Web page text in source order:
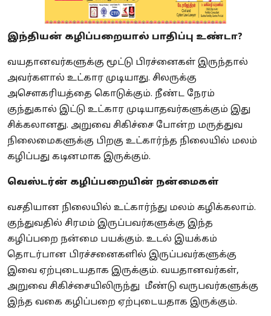
இந்தியன் கழிப்பறையால் பாதிப்பு உண்டா?
வயதானவர்களுக்கு மூட்டு பிரச்னைகள் இருந்தால்
அவர்களால் உட்கார முடியாது. சிலருக்கு
அசெளகரியத்தை கொடுக்கும். நீண்ட நேரம்
குந்துகால் இட்டு உட்கார முடியாதவர்களுக்கும் இது
சிக்கலானது. அறுவை சிகிச்சை போன்ற மருத்துவ
நிலைமைகளுக்கு பிறகு உட்கார்ந்த நிலையில் மலம்
கழிப்பது கடினமாக இருக்கும்.
வெஸ்டர்ன் கழிப்பறையின் நன்மைகள்
வசதியான நிலையில் உட்கார்ந்து மலம் கழிக்கலாம்.
குந்துவதில் சிரமம் இருப்பவர்களுக்கு இந்த
கழிப்பறை நன்மை பயக்கும். உடல் இயக்கம்
தொடர்பான பிரச்சனைகளில் இருப்பவர்களுக்கு
இவை ஏற்புடையதாக இருக்கும். வயதானவர்கள்,
அறுவை சிகிச்சையிலிருந்து மீண்டு வருபவர்களுக்கு
இந்த வகை கழிப்பறை ஏற்புடையதாக இருக்கும்.